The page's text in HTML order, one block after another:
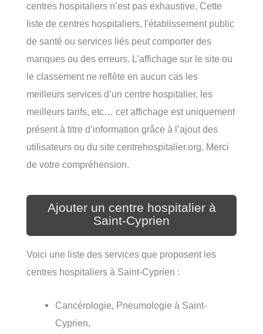
centres hospitaliers n’est pas exhaustive. Cette
liste de centres hospitaliers, l'établissement public
de santé ou services liés peut comporter des
manques ou des erreurs. L’affichage sur le site ou
le classement ne reflète en aucun cas les
meilleurs services d’un centre hospitalier, les
meilleurs tarifs, etc… cet affichage est uniquement
présent à titre d’information grâce à l’ajout des
utilisateurs ou du site centrehospitalier.org. Merci
de votre compréhension.
Ajouter un centre hospitalier à
Saint-Cyprien
Voici une liste des services que proposent les
centres hospitaliers à Saint-Cyprien :
Cancérologie, Pneumologie à Saint-
Cyprien,